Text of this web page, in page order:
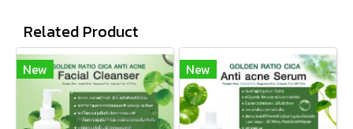
Related Product
New New